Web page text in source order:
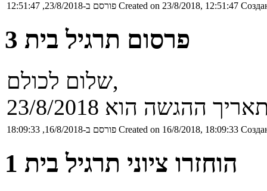
פורסם ב-23/8/2018, 12:51:47 Created on 23/8/2018, 12:51:47
פרסום תרגיל בית 3
שלום לכולם,
פורסם ב-16/8/2018, 18:09:33 Created on 16/8/2018, 18:09:33
הוחזרו ציוני תרגיל בית 1